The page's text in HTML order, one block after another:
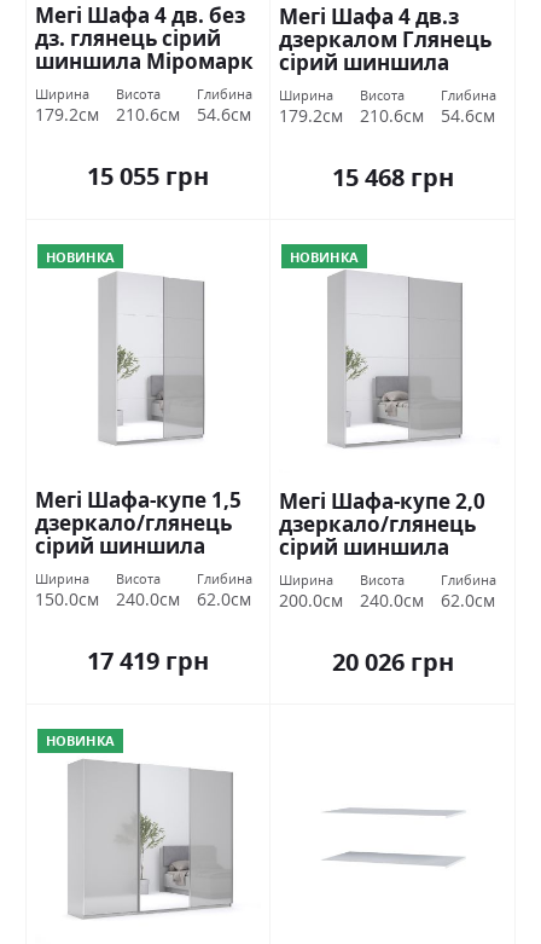
Мегі Шафа 4 дв. без
дз. глянець сірий
шиншила Міромарк
Ширина
179.2см
Висота
210.6см
Глибина
54.6см
15 055 грн
Мегі Шафа 4 дв.з
дзеркалом Глянець
сірий шиншила
Міромарк
Ширина
179.2см
Висота
210.6см
Глибина
54.6см
15 468 грн
НОВИНКА
Мегі Шафа-купе 1,5
дзеркало/глянець
сірий шиншила
Міромарк
Ширина
150.0см
Висота
240.0см
Глибина
62.0см
17 419 грн
НОВИНКА
Мегі Шафа-купе 2,0
дзеркало/глянець
сірий шиншила
Міромарк
Ширина
200.0см
Висота
240.0см
Глибина
62.0см
20 026 грн
НОВИНКА